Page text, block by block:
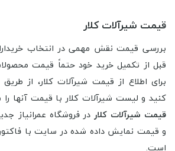
قیمت شیرآلات کلار
بررسی قیمت نقش مهمی در انتخاب
قبل از تکمیل خرید خود حتماً قیمت
برای اطلاع از قیمت شیرآلات کلار، از
کنید و لیست شیرآلات کلار با قیمت آنها
قیمت شیرآلات کلار در فروشگاه عمرانیاز
و قیمت نمایش داده شده در سایت با
است.